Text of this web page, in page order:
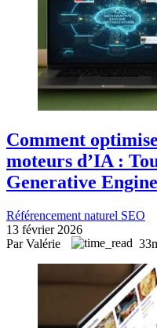
Comment
moteurs d’IA :
Generative
Référencement naturel SEO
13 février 2026
Par Valérie